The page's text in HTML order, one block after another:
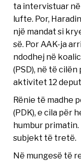
ta intervistuar
lufte. Por,
një mandat si
së. Por AAK-ja
ndodhej në
(PSD), në të
aktivitet 12
Rënie të madhe
(PDK), e cila për
humbur primatin.
subjekt të tretë.
Në mungesë të